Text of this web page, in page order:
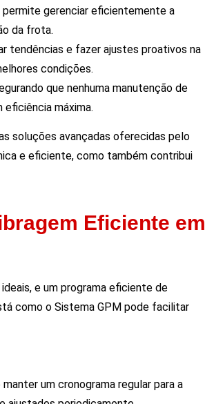
gerenciar eficientemente a
da frota.
tendências e fazer ajustes proativos na
condições.
que nenhuma manutenção de
máxima.
soluções avançadas oferecidas pelo
e eficiente, como também contribui
Eficiente em
e um programa eficiente de
como o Sistema GPM pode facilitar
um cronograma regular para a